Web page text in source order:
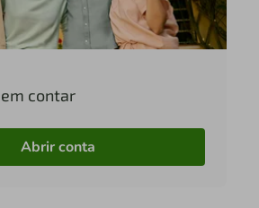
contar
Abrir conta